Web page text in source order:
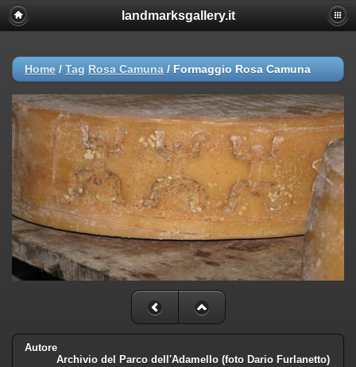
landmarksgallery.it
Home / Tag Rosa Camuna / Formaggio Rosa Camuna
Autore
Archivio del Parco dell'Adamello (foto Dario Furlanetto)